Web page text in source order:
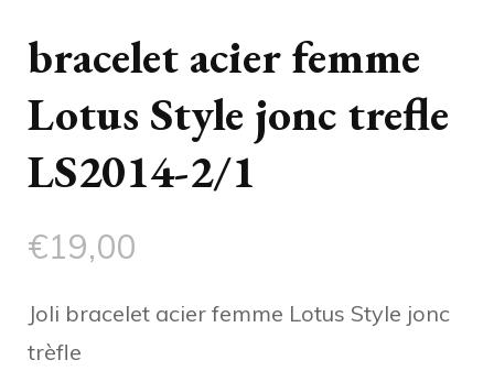
bracelet acier femme
Lotus Style jonc trefle
LS2014-2/1
€19,00
Joli bracelet acier femme Lotus Style jonc
trèfle